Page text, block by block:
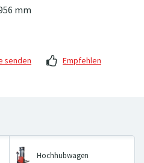
mm
senden Empfehlen
Hochhubwagen